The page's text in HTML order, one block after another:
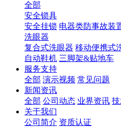
全部
安全锁具
安全挂锁 电器类防事故装
洗眼器
复合式洗眼器 移动便携式
自动鞋机 三脚架&贴地车
服务支持
全部 演示视频 常见问题
新闻资讯
全部 公司动态 业界资讯
关于我们
公司简介 资质认证